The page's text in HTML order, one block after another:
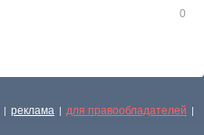
0
| реклама | для правообладателей |